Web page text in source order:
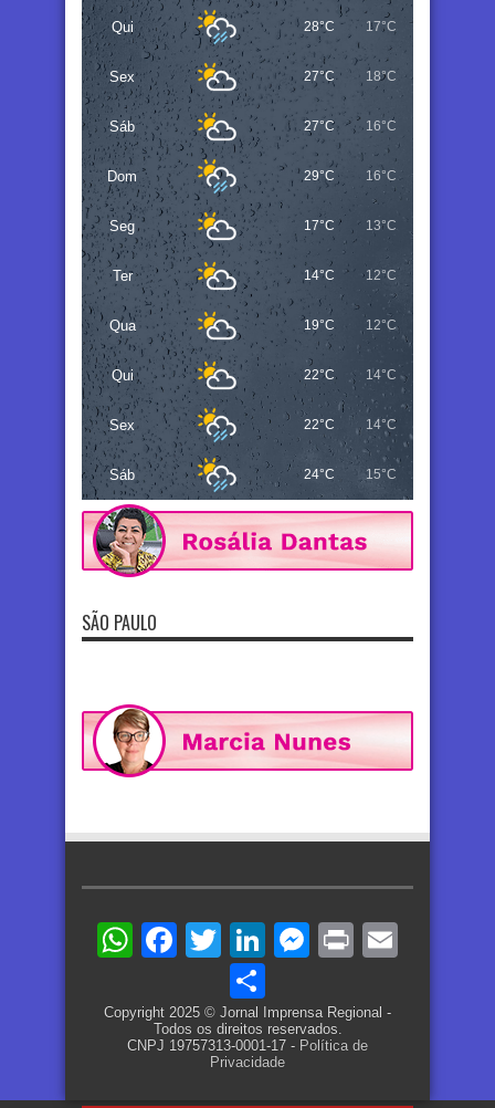
Qui 28°C 17°C
Sex 27°C 18°C
Sáb 27°C 16°C
Dom 29°C 16°C
Seg 17°C 13°C
Ter 14°C 12°C
Qua 19°C 12°C
Qui 22°C 14°C
Sex 22°C 14°C
Sáb 24°C 15°C
SÃO PAULO
WhatsApp
Facebook
TwitterLinkedIn
Messenger
Print
Copyright 2025 © Jornal Imprensa Regional -
Todos os direitos reservados.
CNPJ 19757313-0001-17 - Política de
Privacidade